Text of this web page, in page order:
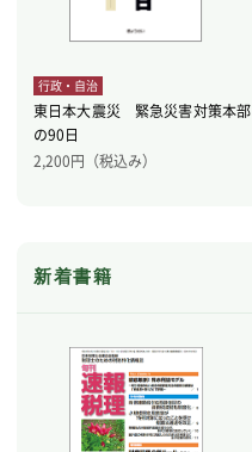
行政・自治
東日本大震災 緊急災害対策本部
の90日
2,200円（税込み）
新着書籍